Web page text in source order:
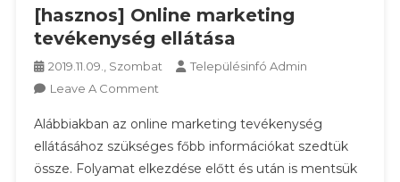
[hasznos] Online marketing
tevékenység ellátása
2019.11.09., Szombat
Településinfó Admin
Leave A Comment
Online
Marketing
Tevékenység
Alábbiakban az online marketing tevékenység
ellátásához szükséges főbb információkat szedtük
össze. Folyamat elkezdése előtt és után is mentsük